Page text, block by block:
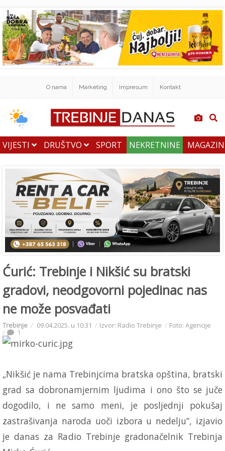
O nama Marketing Impresum Kontakt
VIJESTI DRUŠTVO SPORT NEKRETNINE
Ćurić: Trebinje i Nikšić su bratski
gradovi, neodgovorni pojedinac nas
ne može posvađati
Trebinje 09.04.2025. u 10:31 Izvor: Radio Trebinje Foto: Agencije
1
„Nikšić je nama Trebinjcima bratska opština, bratski
grad sa dobronamjernim ljudima i ono što se juče
dogodilo, i ne samo meni, je posljednji pokušaj
zastrašivanja naroda uoči izbora u nedelju“, izjavio
je danas za Radio Trebinje gradonačelnik Trebinja